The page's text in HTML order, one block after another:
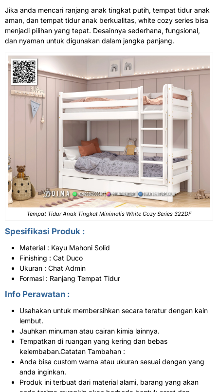
Jika anda mencari ranjang anak tingkat putih, tempat tidur anak
aman, dan tempat tidur anak berkualitas, white cozy series bisa
menjadi pilihan yang tepat. Desainnya sederhana, fungsional,
dan nyaman untuk digunakan dalam jangka panjang.
Tempat Tidur Anak Tingkat Minimalis White Cozy Series 322DF
Spesifikasi Produk :
Material : Kayu Mahoni Solid
Finishing : Cat Duco
Ukuran : Chat Admin
Formasi : Ranjang Tempat Tidur
Info Perawatan :
Usahakan untuk membersihkan secara teratur dengan kain
lembut.
Jauhkan minuman atau cairan kimia lainnya.
Tempatkan di ruangan yang kering dan bebas
kelembaban.Catatan Tambahan :
Anda bisa custom warna atau ukuran sesuai dengan yang
anda inginkan.
Produk ini terbuat dari material alami, barang yang akan